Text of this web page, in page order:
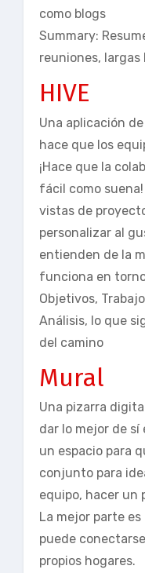
como blogs
Summary:
reuniones,
HIVE
Una aplicación
hace que los
¡Hace que la
fácil como
vistas de
personalizar al
entienden de la
funciona en
Objetivos,
Análisis, lo que
del camino
Mural
Una pizarra
dar lo mejor de sí
un espacio para
conjunto para
equipo, hacer un
La mejor parte
puede
propios hogares.